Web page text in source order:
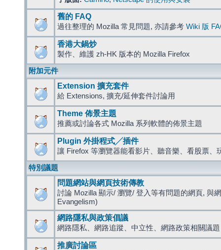
舊的 FAQ
過往整理的 Mozilla 常見問題, 亦請參考 Wiki 版
香港大鍋炒
製作、維護 zh-HK 版本的 Mozilla Firefox
附加元件
Extension 擴充套件
給 Extensions, 擴充/延伸套件討論用
Theme 佈景主題
推薦或討論各式 Mozilla 系列軟體的佈景主題
Plugin 外掛程式╱插件
讓 Firefox 等瀏覽器能看影片、聽音樂、看股票、
特別議題
問題網站與網頁技術傳教
討論 Mozilla 顯示/ 瀏覽/ 登入等有問題的網頁, 與
Evangelism)
網路隱私與政策倡議
網路隱私、網路追蹤、中立性、網路政策相關議題
推廣討論區